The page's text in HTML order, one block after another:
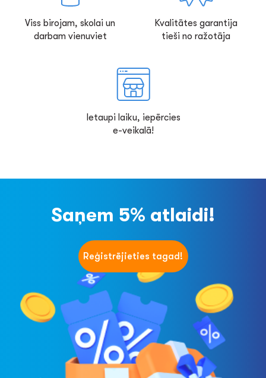
Viss birojam, skolai un
darbam vienuviet
Kvalitātes garantija
tieši no ražotāja
Ietaupi laiku, iepērcies
e-veikalā!
Saņem 5% atlaidi!
Reģistrējieties tagad!